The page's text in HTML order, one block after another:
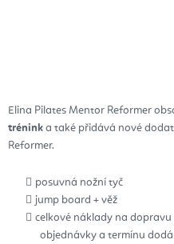
Elina Pilates Mentor Reformer
trénink a také přidává nové
Reformer.
posuvná nožní tyč
jump board + věž
celkové náklady na
objednávky a termínu